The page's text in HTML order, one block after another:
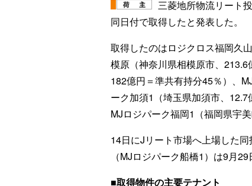
三菱地所物流リート
同日付で取得したと発表した。
取得したのはロジクロス福岡久
模原（神奈川県相模原市、213.6
182億円＝準共有持分45％）、
ーク加須1（埼玉県加須市、12.7
MJロジパーク福岡1（福岡県宇
14日にJリート市場へ上場した
（MJロジパーク船橋1）は9月
■取得物件の主要テナント